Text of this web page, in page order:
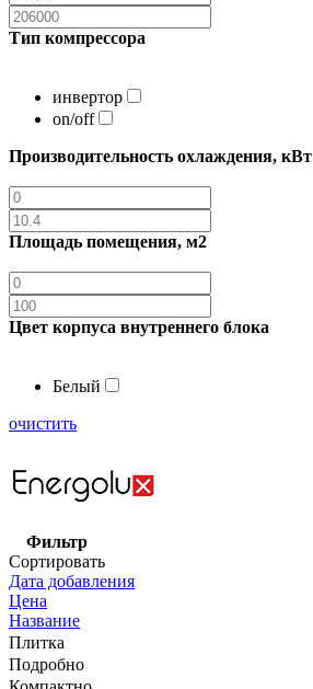
Тип компрессора
инвертор
on/off
Производительность охлаждения, кВт
Площадь помещения, м2
Цвет корпуса внутреннего блока
Белый
очистить
Фильтр
Сортировать
Дата добавления
Цена
Название
Плитка
Подробно